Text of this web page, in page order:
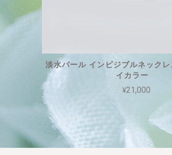
淡水パール インビジブルネック
イカラー
¥21,000